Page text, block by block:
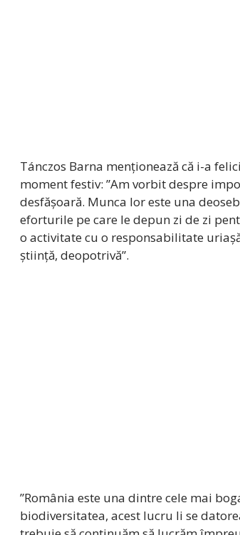
Tánczos Barna menționează că i-a
moment festiv: ”Am vorbit despre
desfășoară. Munca lor este una
eforturile pe care le depun zi de zi
o activitate cu o responsabilitate
știință, deopotrivă”.
”România este una dintre cele mai
biodiversitatea, acest lucru li se